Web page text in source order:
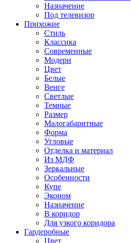
Назначение
Под телевизор
Прихожие
Стиль
Классика
Современные
Модерн
Цвет
Белые
Венге
Светлые
Темные
Размер
Малогабаритные
Форма
Угловые
Отделка и материал
Из МДФ
Зеркальные
Особенности
Купе
Эконом
Назначение
В коридор
Для узкого коридора
Гардеробные
Цвет